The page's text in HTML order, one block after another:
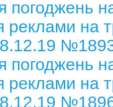
погоджень
реклами на
погоджень
реклами на